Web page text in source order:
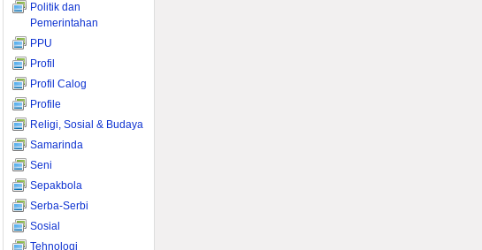
Politik dan
Pemerintahan
PPU
Profil
Profil Calog
Profile
Religi, Sosial & Budaya
Samarinda
Seni
Sepakbola
Serba-Serbi
Sosial
Tehnologi